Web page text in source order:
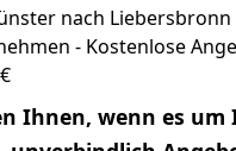
nach Liebersbronn
- Kostenlose
Ihnen, wenn es um